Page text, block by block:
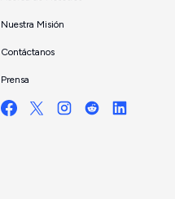
Nuestra Misión
Contáctanos
Prensa